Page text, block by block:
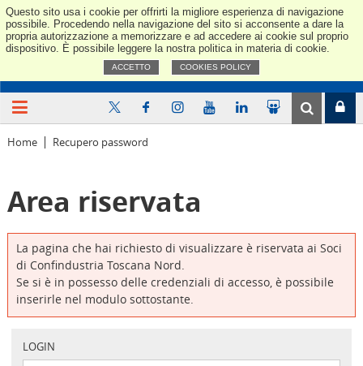
Questo sito usa i cookie per offrirti la migliore esperienza di navigazione
possibile. Procedendo nella navigazione del sito si acconsente a dare la
propria autorizzazione a memorizzare e ad accedere ai cookie sul proprio
dispositivo. È possibile leggere la nostra politica in materia di cookie.
ACCETTO COOKIES POLICY
Home Recupero password
Area riservata
La pagina che hai richiesto di visualizzare è riservata ai Soci
di Confindustria Toscana Nord.
Se si è in possesso delle credenziali di accesso, è possibile
inserirle nel modulo sottostante.
LOGIN